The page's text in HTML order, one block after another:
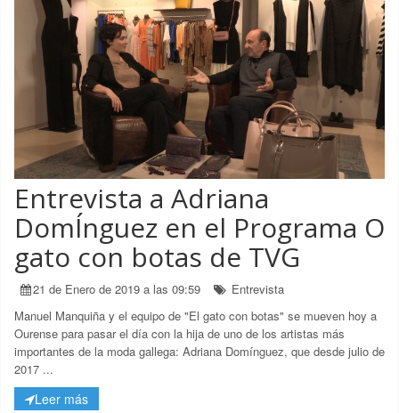
Entrevista a Adriana
DomÍnguez en el Programa O
gato con botas de TVG
21 de Enero de 2019 a las 09:59
Entrevista
Manuel Manquiña y el equipo de "El gato con botas" se mueven hoy a
Ourense para pasar el día con la hija de uno de los artistas más
importantes de la moda gallega: Adriana Domínguez, que desde julio de
2017 ...
Leer más